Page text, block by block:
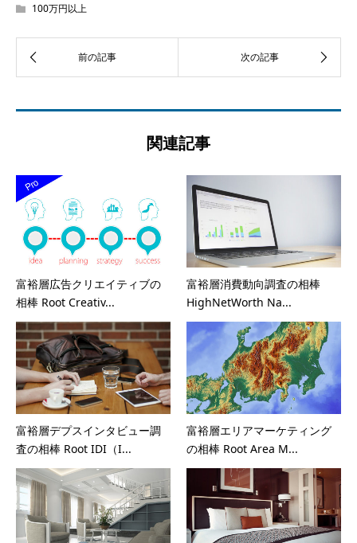
100万円以上
関連記事
富裕層広告クリエイティブの
相棒 Root Creativ...
富裕層消費動向調査の相棒
HighNetWorth Na...
富裕層デプスインタビュー調
査の相棒 Root IDI（I...
富裕層エリアマーケティング
の相棒 Root Area M...